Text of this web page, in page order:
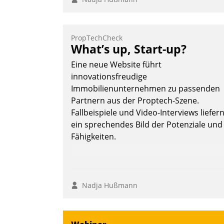
PropTechCheck
What’s up, Start-up?
Eine neue Website führt
innovationsfreudige
Immobilienunternehmen zu passenden
Partnern aus der Proptech-Szene.
Fallbeispiele und Video-Interviews liefern
ein sprechendes Bild der Potenziale und
Fähigkeiten.
Nadja Hußmann